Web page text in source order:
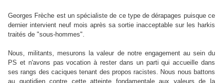
Georges Frèche est un spécialiste de ce type de dérapages puisque ce
dernier intervient neuf mois après sa sortie inacceptable sur les harkis
traités de "sous-hommes".
Nous, militants, mesurons la valeur de notre engagement au sein du
PS et n'avons pas vocation à rester dans un parti qui accueille dans
ses rangs des caciques tenant des propos racistes. Nous nous battons
au quotidien contre cette atteinte fondamentale aux valeurs de la